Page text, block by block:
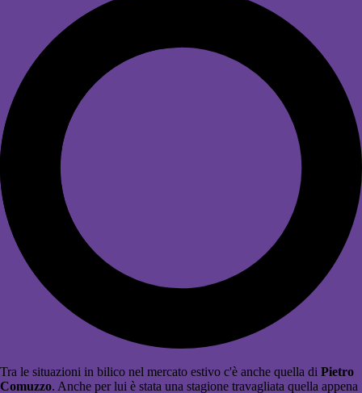
Tra le situazioni in bilico nel mercato estivo c'è anche quella di Pietro
Comuzzo. Anche per lui è stata una stagione travagliata quella appena